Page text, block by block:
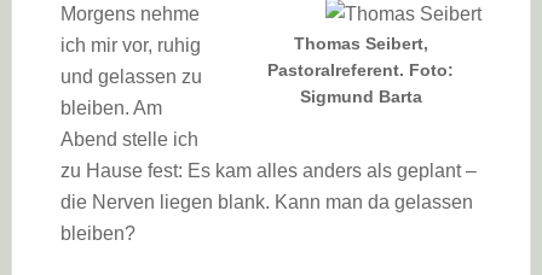
Thomas Seibert,
Pastoralreferent. Foto:
Sigmund Barta
Morgens nehme
ich mir vor, ruhig
und gelassen zu
bleiben. Am
Abend stelle ich
zu Hause fest: Es kam alles anders als geplant –
die Nerven liegen blank. Kann man da gelassen
bleiben?